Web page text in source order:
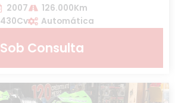
2007
126.000Km
430Cv
Automática
Sob Consulta